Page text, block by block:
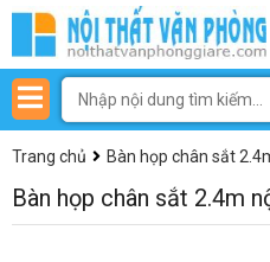
Trang chủ Bàn họp chân sắt
Bàn họp chân sắt 2.4m